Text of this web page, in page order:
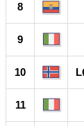
8
9
10
11